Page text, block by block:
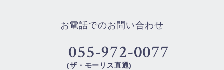
お電話でのお問い合わせ
055-972-0077
(ザ・モーリス直通)